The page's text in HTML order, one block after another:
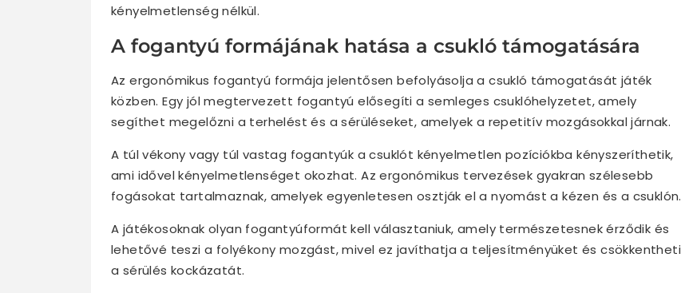
kényelmetlenség nélkül.
A fogantyú formájának hatása a csukló támogatására
Az ergonómikus fogantyú formája jelentősen befolyásolja a csukló támogatását játék
közben. Egy jól megtervezett fogantyú elősegíti a semleges csuklóhelyzetet, amely
segíthet megelőzni a terhelést és a sérüléseket, amelyek a repetitív mozgásokkal járnak.
A túl vékony vagy túl vastag fogantyúk a csuklót kényelmetlen pozíciókba kényszeríthetik,
ami idővel kényelmetlenséget okozhat. Az ergonómikus tervezések gyakran szélesebb
fogásokat tartalmaznak, amelyek egyenletesen osztják el a nyomást a kézen és a csuklón.
A játékosoknak olyan fogantyúformát kell választaniuk, amely természetesnek érződik és
lehetővé teszi a folyékony mozgást, mivel ez javíthatja a teljesítményüket és csökkentheti
a sérülés kockázatát.